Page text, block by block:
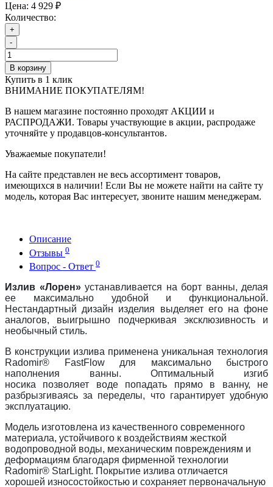
Цена: 4 929 ₽
Количество:
+
-
В корзину
Купить в 1 клик
ВНИМАНИЕ ПОКУПАТЕЛЯМ!
В нашем магазине постоянно проходят АКЦИИ и
РАСПРОДАЖИ. Товары участвующие в акции, распродаже
уточняйте у продавцов-консультантов.
Уважаемые покупатели!
На сайте представлен не весь ассортимент товаров,
имеющихся в наличии! Если Вы не можете найти на сайте ту
модель, которая Вас интересует, звоните нашим менеджерам.
Описание
Отзывы 0
Вопрос - Ответ 0
Излив «Лорен»устанавливается на борт ванны, делая
ее максимально удобной и функциональной.
Нестандартный дизайн изделия выделяет его на фоне
аналогов, выигрышно подчеркивая эксклюзивность и
необычный стиль.
В конструкции излива применена уникальная технология
Radomir® FastFlow для максимально быстрого
наполнения ванны. Оптимальный изгиб
носика позволяет воде попадать прямо в ванну, не
разбрызгиваясь за переделы, что гарантирует удобную
эксплуатацию.
Модель изготовлена из качественного современного
материала, устойчивого к воздействиям жесткой
водопроводной воды, механическим повреждениям и
деформациям благодаря фирменной технологии
Radomir® StarLight. Покрытие излива отличается
хорошей износостойкостью и сохраняет первоначальную